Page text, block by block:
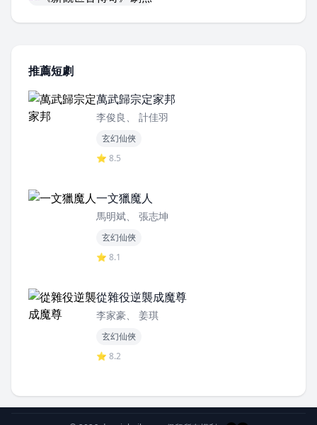
推薦短劇
萬武歸宗定家邦
李俊良、 計佳羽
玄幻仙俠
⭐ 8.5
一文獵魔人
馬明斌、 張志坤
玄幻仙俠
⭐ 8.1
從雜役逆襲成魔尊
李家豪、 姜琪
玄幻仙俠
⭐ 8.2